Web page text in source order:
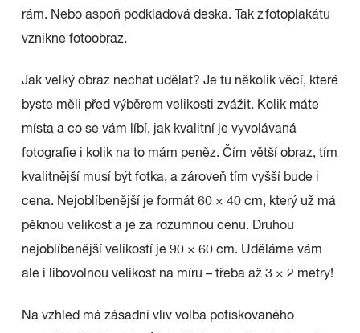
rám. Nebo aspoň podkladová deska. Tak z fotoplakátu
vznikne fotoobraz.
Jak velký obraz nechat udělat? Je tu několik věcí, které
byste měli před výběrem velikosti zvážit. Kolik máte
místa a co se vám líbí, jak kvalitní je vyvolávaná
fotografie i kolik na to mám peněz. Čím větší obraz, tím
kvalitnější musí být fotka, a zároveň tím vyšší bude i
cena. Nejoblíbenější je formát 60 × 40 cm, který už má
pěknou velikost a je za rozumnou cenu. Druhou
nejoblíbenější velikostí je 90 × 60 cm. Uděláme vám
ale i libovolnou velikost na míru – třeba až 3 × 2 metry!
Na vzhled má zásadní vliv volba potiskovaného